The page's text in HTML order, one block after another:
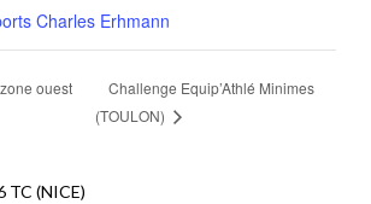
Charles Erhmann
ouest
Challenge Equip’Athlé Minimes
(TOULON)
TC (NICE)